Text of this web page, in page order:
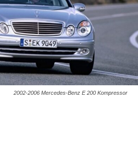
2002-2006 Mercedes-Benz E 200 Kompressor